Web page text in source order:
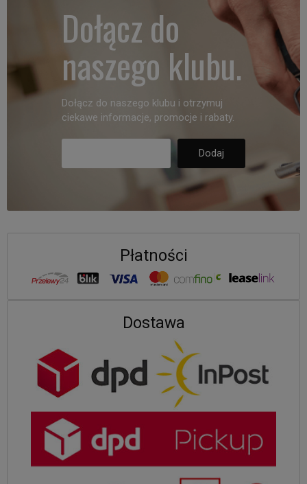
Dołącz do
naszego klubu.
Dołącz do naszego klubu i otrzymuj
ciekawe informacje, promocje i rabaty.
Płatności
Dostawa